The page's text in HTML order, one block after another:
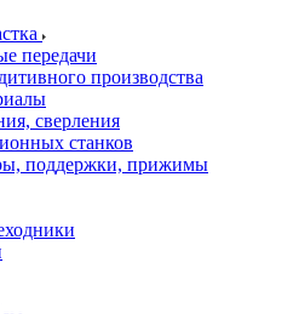
передачи
производства
сверления
станков
поддержки, прижимы